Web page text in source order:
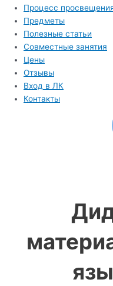
Процесс
Предметы
Полезные статьи
Совместные занятия
Цены
Отзывы
Вход в ЛК
Контакты